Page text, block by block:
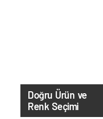
Doğru Ürün ve
Renk Seçimi